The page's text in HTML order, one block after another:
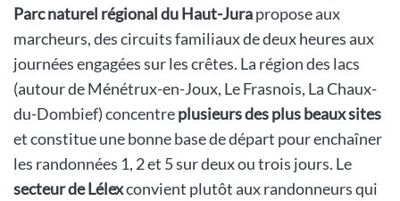
Parc naturel régional du Haut-Jurapropose aux
marcheurs, des circuits familiaux de deux heures aux
journées engagées sur les crêtes. La région des lacs
(autour de Ménétrux-en-Joux, Le Frasnois, La Chaux-
du-Dombief) concentreplusieurs des plus beaux sites
et constitue une bonne base de départ pour enchaîner
les randonnées 1, 2 et 5 sur deux ou trois jours. Le
secteur de Lélexconvient plutôt aux randonneurs qui